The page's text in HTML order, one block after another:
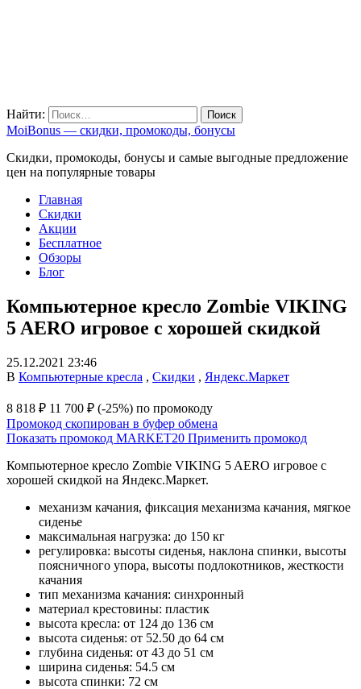
Найти:
MoiBonus — скидки, промокоды, бонусы
Скидки, промокоды, бонусы и самые выгодные предложение
цен на популярные товары
Главная
Скидки
Акции
Бесплатное
Обзоры
Блог
Компьютерное кресло Zombie VIKING
5 AERO игровое с хорошей скидкой
25.12.2021 23:46
В Компьютерные кресла , Скидки , Яндекс.Маркет
8 818 ₽ 11 700 ₽ (-25%) по промокоду
Промокод скопирован в буфер обмена
Показать промокод MARKET20 Применить промокод
Компьютерное кресло Zombie VIKING 5 AERO игровое с
хорошей скидкой на Яндекс.Маркет.
механизм качания, фиксация механизма качания, мягкое
сиденье
максимальная нагрузка: до 150 кг
регулировка: высоты сиденья, наклона спинки, высоты
поясничного упора, высоты подлокотников, жесткости
качания
тип механизма качания: синхронный
материал крестовины: пластик
высота кресла: от 124 до 136 см
высота сиденья: от 52.50 до 64 см
глубина сиденья: от 43 до 51 см
ширина сиденья: 54.5 см
высота спинки: 72 см